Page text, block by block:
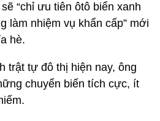
“chỉ ưu tiên ôtô biển xanh
làm nhiệm vụ khẩn cấp” mới
hè.
trật tự đô thị hiện nay, ông
chuyển biến tích cực, ít